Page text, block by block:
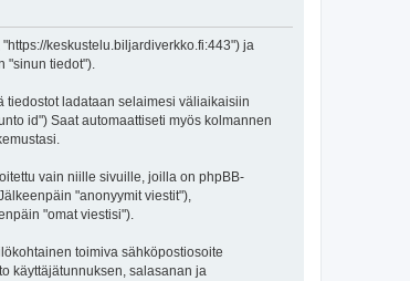
keskustelu.biljardiverkko.fi:443") ja
"sinun tiedot").
tiedostot ladataan selaimesi väliaikaisiin
id") Saat automaattiseti myös kolmannen
vain niille sivuille, joilla on phpBB-
"anonyymit viestit"),
"omat viestisi").
toimiva sähköpostiosoite
käyttäjätunnuksen, salasanan ja